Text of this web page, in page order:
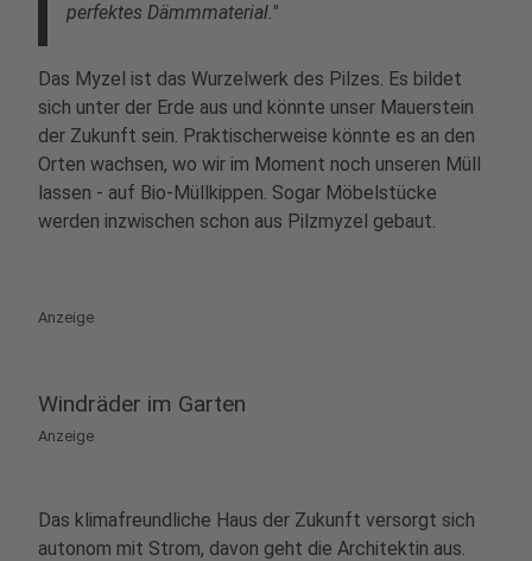
perfektes Dämmmaterial."
Das Myzel ist das Wurzelwerk des Pilzes. Es bildet
sich unter der Erde aus und könnte unser Mauerstein
der Zukunft sein. Praktischerweise könnte es an den
Orten wachsen, wo wir im Moment noch unseren Müll
lassen - auf Bio-Müllkippen. Sogar Möbelstücke
werden inzwischen schon aus Pilzmyzel gebaut.
Anzeige
Windräder im Garten
Anzeige
Das klimafreundliche Haus der Zukunft versorgt sich
autonom mit Strom, davon geht die Architektin aus.